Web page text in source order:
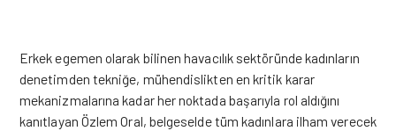
Erkek egemen olarak bilinen havacılık sektöründe kadınların
denetimden tekniğe, mühendislikten en kritik karar
mekanizmalarına kadar her noktada başarıyla rol aldığını
kanıtlayan Özlem Oral, belgeselde tüm kadınlara ilham verecek